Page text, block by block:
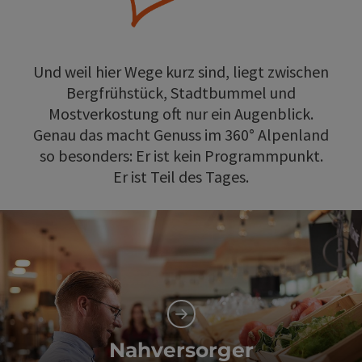
Und weil hier Wege kurz sind, liegt zwischen
Bergfrühstück, Stadtbummel und
Mostverkostung oft nur ein Augenblick.
Genau das macht Genuss im 360° Alpenland
so besonders: Er ist kein Programmpunkt.
Er ist Teil des Tages.
Nahversorger